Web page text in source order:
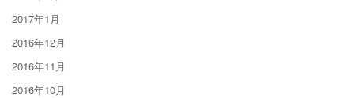
2017年1月
2016年12月
2016年11月
2016年10月